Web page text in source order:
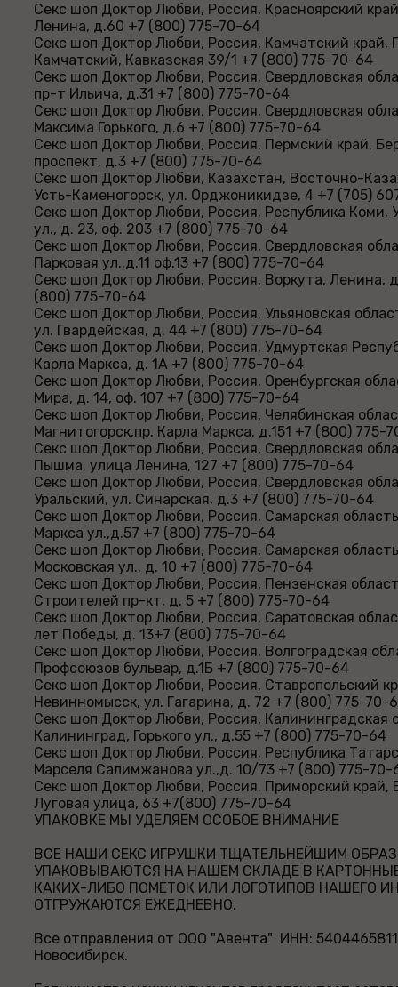
Секс шоп Доктор Любви, Россия, Красноярский
Ленина, д.60 +7 (800) 775-70-64
Секс шоп Доктор Любви, Россия, Камчатский край,
Камчатский, Кавказская 39/1 +7 (800) 775-70-64
Секс шоп Доктор Любви, Россия, Свердловская
пр-т Ильича, д.31 +7 (800) 775-70-64
Секс шоп Доктор Любви, Россия, Свердловская
Максима Горького, д.6 +7 (800) 775-70-64
Секс шоп Доктор Любви, Россия, Пермский край,
проспект, д.3 +7 (800) 775-70-64
Секс шоп Доктор Любви, Казахстан, Восточно-
Усть-Каменогорск, ул. Орджоникидзе, 4 +7 (705)
Секс шоп Доктор Любви, Россия, Республика Коми,
ул., д. 23, оф. 203 +7 (800) 775-70-64
Секс шоп Доктор Любви, Россия, Свердловская
Парковая ул.,д.11 оф.13 +7 (800) 775-70-64
Секс шоп Доктор Любви, Россия, Воркута, Ленина,
(800) 775-70-64
Секс шоп Доктор Любви, Россия, Ульяновская
ул. Гвардейская, д. 44 +7 (800) 775-70-64
Секс шоп Доктор Любви, Россия, Удмуртская
Карла Маркса, д. 1А +7 (800) 775-70-64
Секс шоп Доктор Любви, Россия, Оренбургская
Мира, д. 14, оф. 107 +7 (800) 775-70-64
Секс шоп Доктор Любви, Россия, Челябинская
Магнитогорск,пр. Карла Маркса, д.151 +7 (800) 775-
Секс шоп Доктор Любви, Россия, Свердловская
Пышма, улица Ленина, 127 +7 (800) 775-70-64
Секс шоп Доктор Любви, Россия, Свердловская
Уральский, ул. Синарская, д.3 +7 (800) 775-70-64
Секс шоп Доктор Любви, Россия, Самарская
Маркса ул.,д.57 +7 (800) 775-70-64
Секс шоп Доктор Любви, Россия, Самарская
Московская ул., д. 10 +7 (800) 775-70-64
Секс шоп Доктор Любви, Россия, Пензенская
Строителей пр-кт, д. 5 +7 (800) 775-70-64
Секс шоп Доктор Любви, Россия, Саратовская
лет Победы, д. 13+7 (800) 775-70-64
Секс шоп Доктор Любви, Россия, Волгоградская
Профсоюзов бульвар, д.1Б +7 (800) 775-70-64
Секс шоп Доктор Любви, Россия, Ставропольский
Невинномысск, ул. Гагарина, д. 72 +7 (800) 775-70-
Секс шоп Доктор Любви, Россия, Калининградская
Калининград, Горького ул., д.55 +7 (800) 775-70-64
Секс шоп Доктор Любви, Россия, Республика
Марселя Салимжанова ул.,д. 10/73 +7 (800) 775-70-
Секс шоп Доктор Любви, Россия, Приморский край,
Луговая улица, 63 +7(800) 775-70-64
УПАКОВКЕ МЫ УДЕЛЯЕМ ОСОБОЕ ВНИМАНИЕ
ВСЕ НАШИ СЕКС ИГРУШКИ ТЩАТЕЛЬНЕЙШИМ
УПАКОВЫВАЮТСЯ НА НАШЕМ СКЛАДЕ В
КАКИХ-ЛИБО ПОМЕТОК ИЛИ ЛОГОТИПОВ НАШЕГО
ОТГРУЖАЮТСЯ ЕЖЕДНЕВНО.
Все отправления от ООО "Авента" ИНН:
Новосибирск.